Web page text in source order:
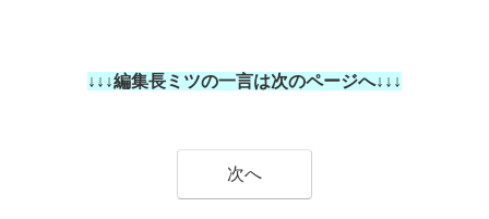
↓↓↓編集長ミツの一言は次のページへ↓↓↓
次へ